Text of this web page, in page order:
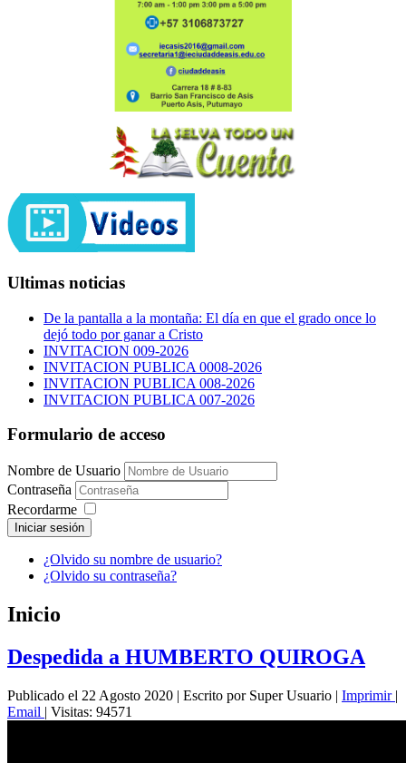
Ultimas noticias
De la pantalla a la montaña: El día en que el grado once lo
dejó todo por ganar a Cristo
INVITACION 009-2026
INVITACION PUBLICA 0008-2026
INVITACION PUBLICA 008-2026
INVITACION PUBLICA 007-2026
Formulario de acceso
Nombre de Usuario
Contraseña
Recordarme
Iniciar sesión
¿Olvido su nombre de usuario?
¿Olvido su contraseña?
Inicio
Despedida a HUMBERTO QUIROGA
Publicado el 22 Agosto 2020 | Escrito por Super Usuario | Imprimir |
Email | Visitas: 94571